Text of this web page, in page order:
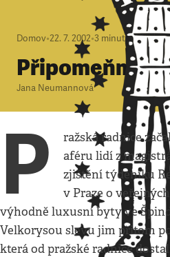
Domov•22. 7. 2002•3 minuty
Připomeňme si
Jana Neumannová
P
ražská radnice
aféru lidí z
zjištění týdeníku
v Praze o
výhodně luxusní byty ve
Velkorysou slevu jim přitom
která od pražské radnice